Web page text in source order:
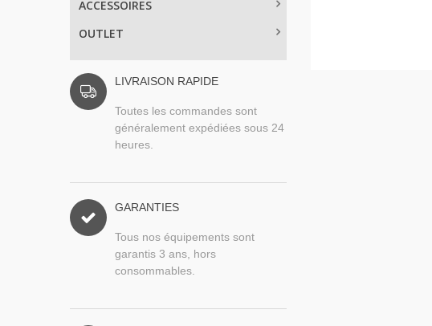
ACCESSOIRES
OUTLET
LIVRAISON RAPIDE
Toutes les commandes sont
généralement expédiées sous 24
heures.
GARANTIES
Tous nos équipements sont
garantis 3 ans, hors
consommables.